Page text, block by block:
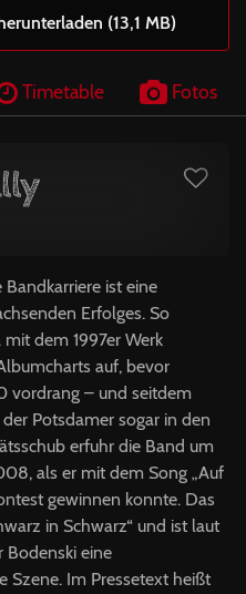
(13,1 MB)
Timetable Fotos
ist eine
Erfolges. So
dem 1997er Werk
auf, bevor
vordrang – und seitdem
Potsdamer sogar in den
erfuhr die Band um
als er mit dem Song „Auf
gewinnen konnte. Das
in Schwarz“ und ist laut
Bodenski eine
Szene. Im Pressetext heißt